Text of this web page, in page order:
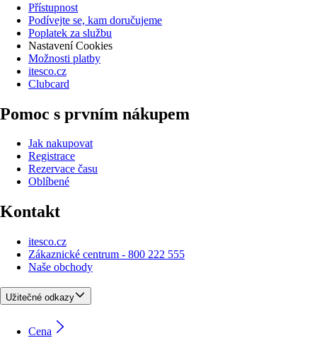
Přístupnost
Podívejte se, kam doručujeme
Poplatek za službu
Nastavení Cookies
Možnosti platby
itesco.cz
Clubcard
Pomoc s prvním nákupem
Jak nakupovat
Registrace
Rezervace času
Oblíbené
Kontakt
itesco.cz
Zákaznické centrum - 800 222 555
Naše obchody
Užitečné odkazy
Cena